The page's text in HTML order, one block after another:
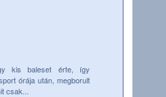
kis baleset érte, így
órája után, megborult
csak...